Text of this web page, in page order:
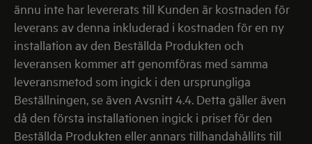
ännu inte har levererats till Kunden är kostnaden för
leverans av denna inkluderad i kostnaden för en ny
installation av den Beställda Produkten och
leveransen kommer att genomföras med samma
leveransmetod som ingick i den ursprungliga
Beställningen, se även Avsnitt 4.4. Detta gäller även
då den första installationen ingick i priset för den
Beställda Produkten eller annars tillhandahållits till